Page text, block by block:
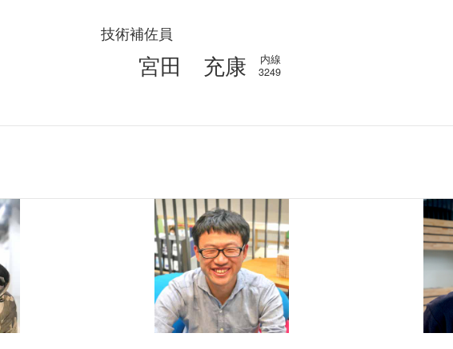
技術補佐員
宮田 充康
内線
3249